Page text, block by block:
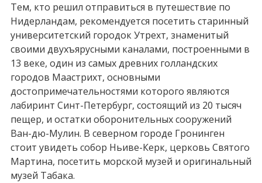
Тем, кто решил отправиться в путешествие по
Нидерландам, рекомендуется посетить старинный
университетский городок Утрехт, знаменитый
своими двухъярусными каналами, построенными в
13 веке, один из самых древних голландских
городов Маастрихт, основными
достопримечательностями которого являются
лабиринт Синт-Петербург, состоящий из 20 тысяч
пещер, и остатки оборонительных сооружений
Ван-дю-Мулин. В северном городе Гронинген
стоит увидеть собор Ньиве-Керк, церковь Святого
Мартина, посетить морской музей и оригинальный
музей Табака.